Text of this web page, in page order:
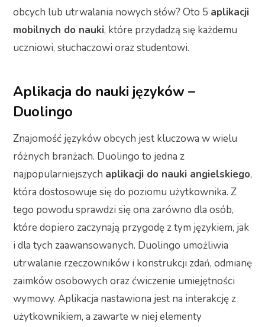
obcych lub utrwalania nowych słów? Oto 5 aplikacji
mobilnych do nauki, które przydadzą się każdemu
uczniowi, słuchaczowi oraz studentowi.
Aplikacja do nauki języków –
Duolingo
Znajomość języków obcych jest kluczowa w wielu
różnych branżach. Duolingo to jedna z
najpopularniejszych aplikacji do nauki angielskiego,
która dostosowuje się do poziomu użytkownika. Z
tego powodu sprawdzi się ona zarówno dla osób,
które dopiero zaczynają przygodę z tym językiem, jak
i dla tych zaawansowanych. Duolingo umożliwia
utrwalanie rzeczowników i konstrukcji zdań, odmianę
zaimków osobowych oraz ćwiczenie umiejętności
wymowy. Aplikacja nastawiona jest na interakcję z
użytkownikiem, a zawarte w niej elementy